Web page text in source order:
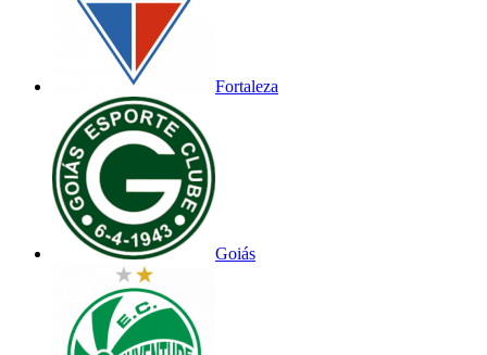
Fortaleza
Goiás